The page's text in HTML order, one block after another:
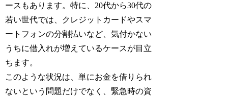
ースもあります。特に、20代から30代の
若い世代では、クレジットカードやスマ
ートフォンの分割払いなど、気付かない
うちに借入れが増えているケースが目立
ちます。
このような状況は、単にお金を借りられ
ないという問題だけでなく、緊急時の資